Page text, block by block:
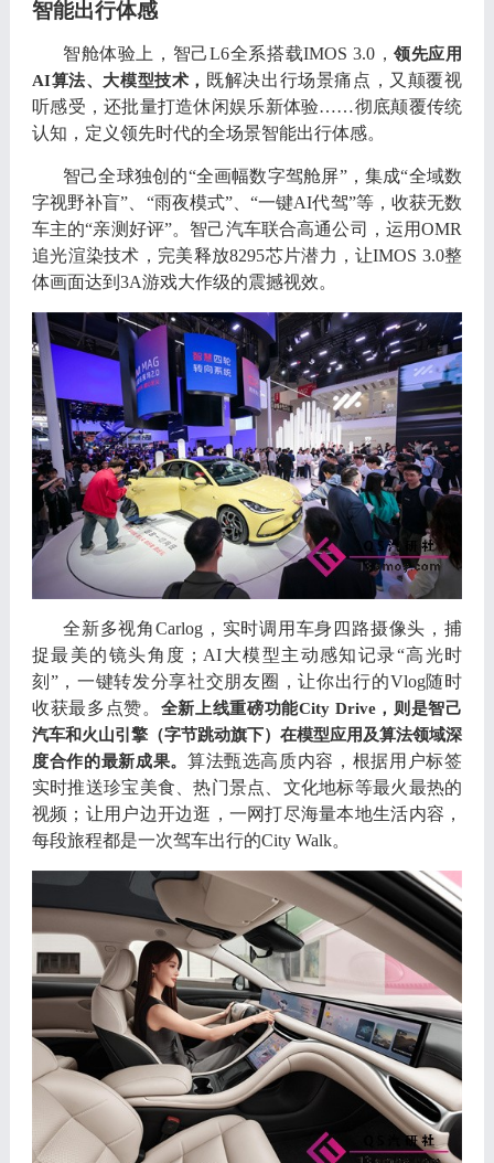
智能出行体感
智舱体验上 ， 智己L6全系搭载IMOS 3.0，领先应用
AI算法、 大模型技术 ， 既解决出行场景痛点 ， 又颠覆视
听感受 ，还批量打造休闲娱乐新体验……彻底颠覆传统
认知 ， 定义领先时代的全场景智能出行体感。
智己全球独创的“全画幅数字驾舱屏”， 集成“全域数
字视野补盲”、“雨夜模式”、“一键AI代驾”等， 收获无数
车主的“亲测好评”。 智己汽车联合高通公司 ， 运用OMR
追光渲染技术 ， 完美释放8295芯片潜力 ，让IMOS 3.0整
体画面达到 3A游戏大作级的震撼视效。
全新多视角Carlog， 实时调用车身四路摄像头 ，捕
捉最美的镜头角度 ； AI大模型主动感知记录“高光时
刻 ”，一键转发分享社交朋友圈 ，让你出行的Vlog随时
收获最多点赞。 全新上线重磅功能City Drive， 则是智己
汽车和火山引擎（字节跳动旗下）在模型应用及算法领域深
度合作的最新成果。 算法甄选高质内容 ， 根据用户标签
实时推送珍宝美食 、热门景点
文化地标等最火最热的
视频 ； 让用户边开边逛 ， 一网打尽海量本地生活内容 ，
每段旅程都是一次驾车出行的City Walk。